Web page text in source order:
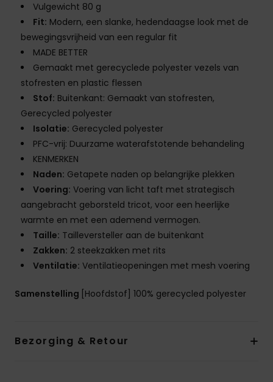
Vulgewicht 80 g
Fit: Modern, een slanke, hedendaagse look met de
bewegingsvrijheid van een regular fit
MADE BETTER
Gemaakt met gerecyclede polyester vezels van
stofresten en plastic flessen
Stof: Buitenkant: Gemaakt van stofresten,
Gerecycled polyester
Isolatie: Gerecycled polyester
PFC-vrij: Duurzame waterafstotende behandeling
KENMERKEN
Naden: Getapete naden op belangrijke plekken
Voering: Voering van licht taft met strategisch
aangebracht geborsteld tricot, voor een heerlijke
warmte en met een ademend vermogen.
Taille: Tailleversteller aan de buitenkant
Zakken: 2 steekzakken met rits
Ventilatie: Ventilatieopeningen met mesh voering
Samenstelling [Hoofdstof] 100% gerecycled polyester
Bezorging & Retour